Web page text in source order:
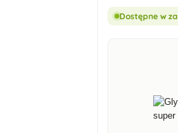
Dostępne w